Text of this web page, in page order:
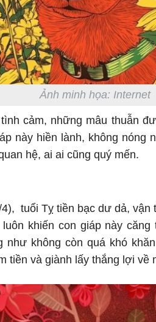
Ảnh minh họa: Internet
cảm, những mâu thuẫn
này hiền lành, không nóng
hệ, ai ai cũng quý mến.
tuổi Tỵ tiền bạc dư dả, vận
khiến con giáp này
như không còn quá khó
tiền và giành lấy thắng lợi về